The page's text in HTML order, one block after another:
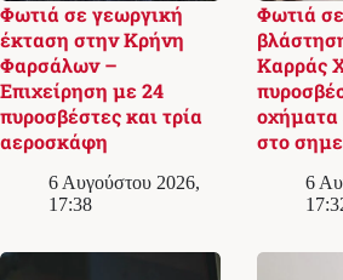
Φωτιά σε γεωργική
έκταση στην Κρήνη
Φαρσάλων –
Επιχείρηση με 24
πυροσβέστες και τρία
αεροσκάφη
6 Αυγούστου 2026,
17:38
Φωτιά
Καρράς
οχήματα
στο
6